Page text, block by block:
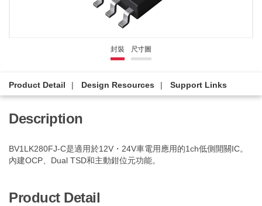
封裝 尺寸圖
Product Detail Design Resources Support Links
Description
BV1LK280FJ-C是適用於12V・24V車電用應用的1ch低側開關IC。
內建OCP、Dual TSD和主動鉗位元功能。
Product Detail